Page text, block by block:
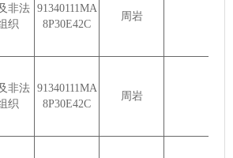
非法
织
91340111MA
8P30E42C
周岩
非法
织
91340111MA
8P30E42C
周岩